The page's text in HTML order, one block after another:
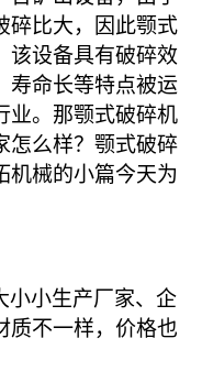
碎比大，因此颚式
该设备具有破碎效
寿命长等特点被运
业。那颚式破碎机
怎么样？颚式破碎
机械的小篇今天为
小小生产厂家、企
质不一样，价格也